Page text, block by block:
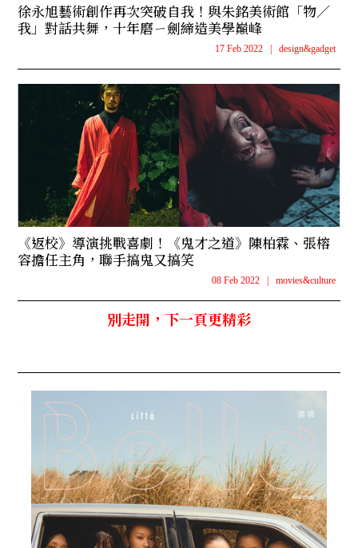
徐永旭藝術創作再次突破自我！與朱銘美術館「物／
我」對話共舞，十年磨ㄧ劍締造美學巔峰
17 Feb 2022 design&gadget
《返校》導演挑戰喜劇！《鬼才之道》陳柏霖、張榕
容擔任主角，聯手搞鬼又搞笑
08 Feb 2022 movies&culture
別走開，下一頁更精彩